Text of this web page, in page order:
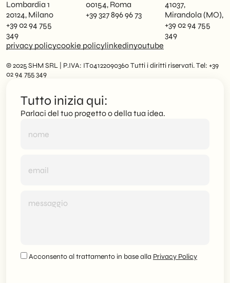
Lombardia 1
20124, Milano
+39 02 94 755
349
00154, Roma
+39 327 896 96 73
41037,
Mirandola (MO),
+39 02 94 755
349
privacy policycookie policylinkedinyoutube
© 2025 SHM SRL | P.IVA: IT04122090360 Tutti i diritti riservati. Tel: +39
02 94 755 349
Tutto inizia qui:
Parlaci del tuo progetto o della tua idea.
Acconsento al trattamento in base alla Privacy Policy